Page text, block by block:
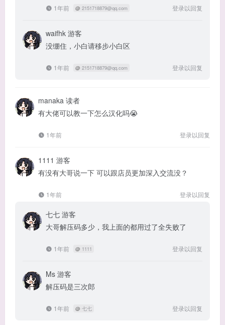
1年前 @ 2151718879@qq.com 登录以回复
waifhk 游客
没绷住，小白请移步小白区
1年前 @ 2151718879@qq.com 登录以回复
manaka 读者
有大佬可以教一下怎么汉化吗😭
1年前 登录以回复
1111 游客
有没有大哥说一下 可以跟店员更加深入交流没？
1年前 登录以回复
七七 游客
大哥解压码多少，我上面的都用过了全失败了
1年前 @ 1111 登录以回复
Ms 游客
解压码是三次郎
1年前 @ 七七 登录以回复